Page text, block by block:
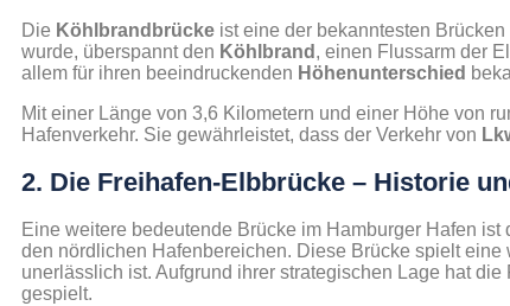
Die Köhlbrandbrücke ist eine der bekanntesten
wurde, überspannt den Köhlbrand , einen Flussarm der
allem für ihren beeindruckenden Höhenunterschied
Mit einer Länge von 3,6 Kilometern und einer Höhe von
Hafenverkehr. Sie gewährleistet, dass der Verkehr von
2. Die Freihafen-Elbbrücke – Historie
Eine weitere bedeutende Brücke im Hamburger Hafen ist
den nördlichen Hafenbereichen. Diese Brücke spielt eine
unerlässlich ist. Aufgrund ihrer strategischen Lage hat
gespielt.